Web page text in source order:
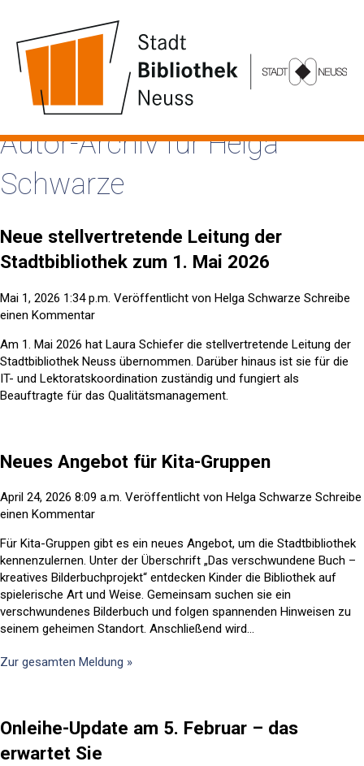
Autor-Archiv für Helga
Schwarze
Neue stellvertretende Leitung der
Stadtbibliothek zum 1. Mai 2026
Mai 1, 2026 1:34 p.m. Veröffentlicht von Helga Schwarze Schreibe
einen Kommentar
Am 1. Mai 2026 hat Laura Schiefer die stellvertretende Leitung der
Stadtbibliothek Neuss übernommen. Darüber hinaus ist sie für die
IT- und Lektoratskoordination zuständig und fungiert als
Beauftragte für das Qualitätsmanagement.
Neues Angebot für Kita-Gruppen
April 24, 2026 8:09 a.m. Veröffentlicht von Helga Schwarze Schreibe
einen Kommentar
Für Kita-Gruppen gibt es ein neues Angebot, um die Stadtbibliothek
kennenzulernen. Unter der Überschrift „Das verschwundene Buch –
kreatives Bilderbuchprojekt“ entdecken Kinder die Bibliothek auf
spielerische Art und Weise. Gemeinsam suchen sie ein
verschwundenes Bilderbuch und folgen spannenden Hinweisen zu
seinem geheimen Standort. Anschließend wird...
Zur gesamten Meldung »
Onleihe-Update am 5. Februar – das
erwartet Sie